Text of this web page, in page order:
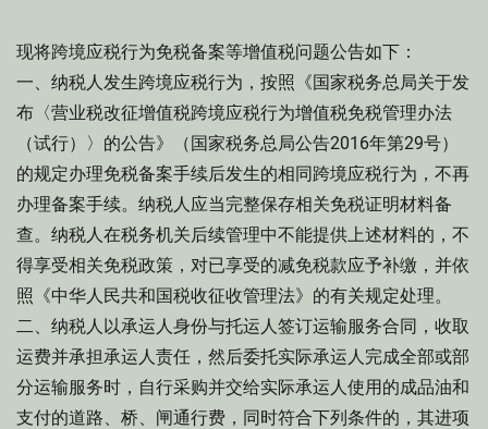
现将跨境应税行为免税备案等增值税问题公告如下：
一、纳税人发生跨境应税行为，按照《国家税务总局关于发
布〈营业税改征增值税跨境应税行为增值税免税管理办法
（试行）〉的公告》（国家税务总局公告2016年第29号）
的规定办理免税备案手续后发生的相同跨境应税行为，不再
办理备案手续。纳税人应当完整保存相关免税证明材料备
查。纳税人在税务机关后续管理中不能提供上述材料的，不
得享受相关免税政策，对已享受的减免税款应予补缴，并依
照《中华人民共和国税收征收管理法》的有关规定处理。
二、纳税人以承运人身份与托运人签订运输服务合同，收取
运费并承担承运人责任，然后委托实际承运人完成全部或部
分运输服务时，自行采购并交给实际承运人使用的成品油和
支付的道路、桥、闸通行费，同时符合下列条件的，其进项